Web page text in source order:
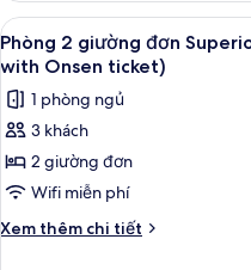
(with
Tatami
Area,
with
Onsen
ticket)
giường
đơn
không
hút
(with
Tatami
with
Xem
tất
cả
ảnh
Phòng
2
giường
đơn
4
Phòng 2 giường đơn
with Onsen ticket)
1 phòng ngủ
3 khách
2 giường đơn
Wifi miễn phí
Xem thêm chi tiết
Chi